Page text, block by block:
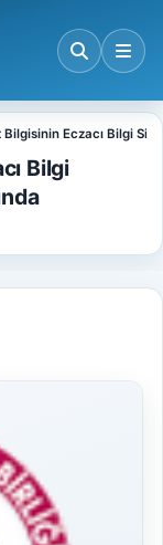
Bilgisinin Eczacı Bilgi
Bilgi